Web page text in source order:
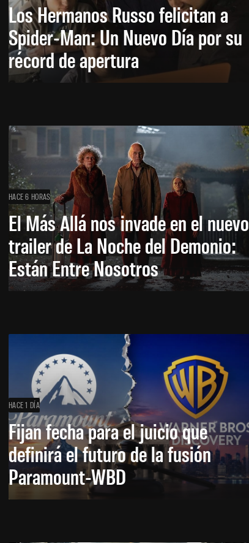
Los Hermanos Russo felicitan a
Spider-Man: Un Nuevo Día por su
récord de apertura
HACE 6 HORAS
El Más Allá nos invade en el nuevo
trailer de La Noche del Demonio:
Están Entre Nosotros
HACE 1 DÍA
Fijan fecha para el juicio que
definirá el futuro de la fusión
Paramount-WBD